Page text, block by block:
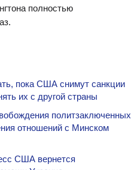
полностью
пока США снимут санкции
их с другой страны
политзаключенных
отношений с Минском
США вернется